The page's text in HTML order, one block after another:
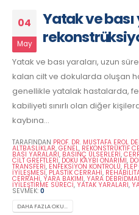
04
May
Yatak ve bası
Yatak ve bası yaraları, uzun
kalan cilt ve dokularda oluşan
genellikle yatalak hastalarda,
kabiliyeti sınırlı olan diğer
kaybına...
TARAFINDAN PROF. DR. MUSTAFA EROL
ALTBASLIKLAR, GENEL, REKONSTRÜKTIF
BASI YARALARI, BASINÇ ÜLSERLERI,
CILT GREFTLERI, DOKU KAYBI ONARIMI,
TRANSFERI, ENFEKSIYON KONTROLÜ,
İYILEŞMESI, PLASTIK CERRAHI,
CERRAHI, YARA BAKIMI, YARA
İYILEŞTIRME SÜRECI, YATAK YARALARI,
SEVMEK: 0
DAHA FAZLA OKU...